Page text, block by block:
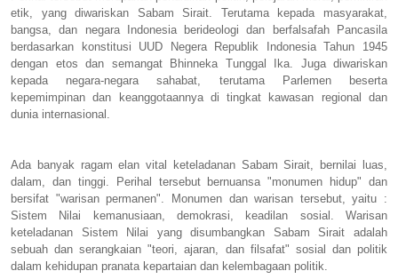
etik, yang diwariskan Sabam Sirait. Terutama kepada masyarakat,
bangsa, dan negara Indonesia berideologi dan berfalsafah Pancasila
berdasarkan konstitusi UUD Negera Republik Indonesia Tahun 1945
dengan etos dan semangat Bhinneka Tunggal Ika. Juga diwariskan
kepada negara-negara sahabat, terutama Parlemen beserta
kepemimpinan dan keanggotaannya di tingkat kawasan regional dan
dunia internasional.
Ada banyak ragam elan vital keteladanan Sabam Sirait, bernilai luas,
dalam, dan tinggi. Perihal tersebut bernuansa "monumen hidup" dan
bersifat "warisan permanen". Monumen dan warisan tersebut, yaitu :
Sistem Nilai kemanusiaan, demokrasi, keadilan sosial. Warisan
keteladanan Sistem Nilai yang disumbangkan Sabam Sirait adalah
sebuah dan serangkaian "teori, ajaran, dan filsafat" sosial dan politik
dalam kehidupan pranata kepartaian dan kelembagaan politik.